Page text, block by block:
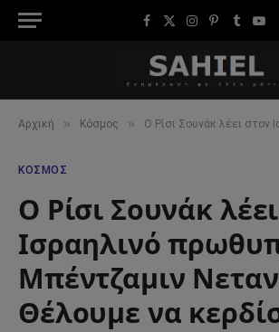
Facebook
X
Instagram
Pinterest
Tumblr
Αρχική » Κόσμος » Ο Ρίσι Σουνάκ λέει στον Ισραηλινό πρωθυπουργό
ΚΌΣΜΟΣ
Ο Ρίσι Σουνάκ
Ισραηλινό
Μπέντζαμιν
Θέλουμε να